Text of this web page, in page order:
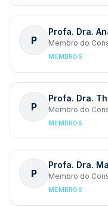
P
Profa. Dra.
Membro do
MEMBROS
P
Profa. Dra.
Membro do
MEMBROS
P
Profa. Dra.
Membro do
MEMBROS